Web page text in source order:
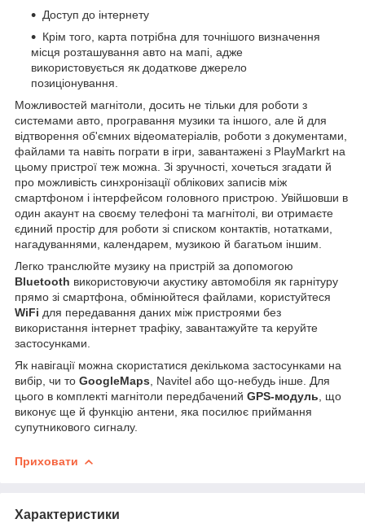
Доступ до інтернету
Крім того, карта потрібна для точнішого визначення
місця розташування авто на мапі, адже
використовується як додаткове джерело
позиціонування.
Можливостей магнітоли, досить не тільки для роботи з
системами авто, програвання музики та іншого, але й для
відтворення об'ємних відеоматеріалів, роботи з документами,
файлами та навіть пограти в ігри, завантажені з PlayMarkrt на
цьому пристрої теж можна. Зі зручності, хочеться згадати й
про можливість синхронізації облікових записів між
смартфоном і інтерфейсом головного пристрою. Увійшовши в
один акаунт на своєму телефоні та магнітолі, ви отримаєте
єдиний простір для роботи зі списком контактів, нотатками,
нагадуваннями, календарем, музикою й багатьом іншим.
Легко транслюйте музику на пристрій за допомогою
Bluetooth використовуючи акустику автомобіля як гарнітуру
прямо зі смартфона, обмінюйтеся файлами, користуйтеся
WiFi для передавання даних між пристроями без
використання інтернет трафіку, завантажуйте та керуйте
застосунками.
Як навігації можна скористатися декількома застосунками на
вибір, чи то GoogleMaps , Navitel або що-небудь інше. Для
цього в комплекті магнітоли передбачений GPS-модуль , що
виконує ще й функцію антени, яка посилює приймання
супутникового сигналу.
Приховати
Характеристики